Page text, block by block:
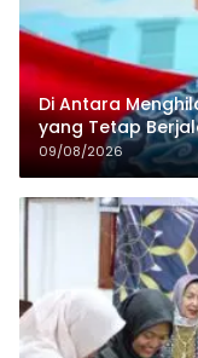
Di Antara
yang Tetap
09/08/2026